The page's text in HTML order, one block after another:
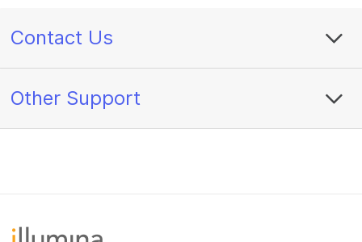
Contact Us
Other Support